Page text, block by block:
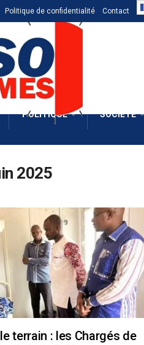
Politique de confidentialité Contact
POLITIQUE SOCIÉTÉ
2025
terrain : les Chargés de